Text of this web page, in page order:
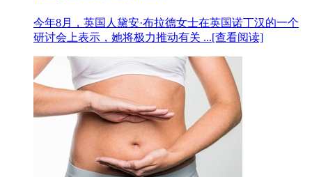
今年8月，英国人黛安·布拉德女士在英国诺丁汉的一个
研讨会上表示，她将极力推动有关 ...[查看阅读]